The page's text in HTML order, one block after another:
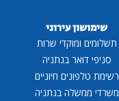
שימושון עירוני
תשלומים ומוקדי שרות
סניפי דואר בנתניה
רשימת טלפונים חיוניים
משרדי ממשלה בנתניה